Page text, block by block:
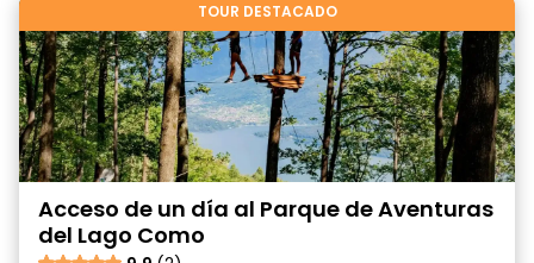
TOUR DESTACADO
Acceso de un día al Parque de Aventuras
del Lago Como